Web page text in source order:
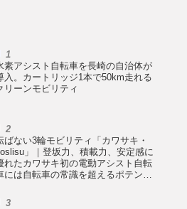
素アシスト自転車を長崎の自治体が
入。カートリッジ1本で50km走れる
リーンモビリティ
ばない3輪モビリティ「カワサキ・
」｜登坂力、積載力、安定感に
れたカワサキ初の電動アシスト自転
には自転車の常識を超えるポテンシ
・その5 まとめ編】